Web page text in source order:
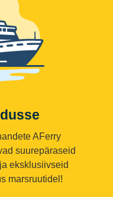
AFerry
suurepäraseid
eksklusiivseid
marsruutidel!